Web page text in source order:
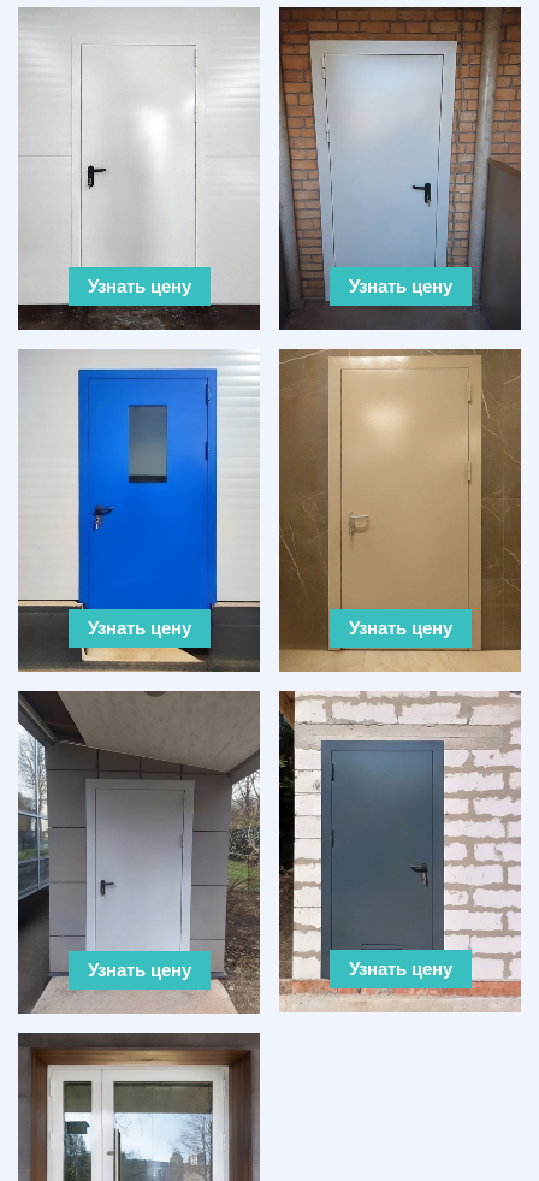
Узнать цену
Узнать цену
Узнать цену
Узнать цену
Узнать цену
Узнать цену